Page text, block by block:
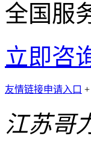
全国服
立即咨
友情链接申请入口 +
江苏哥